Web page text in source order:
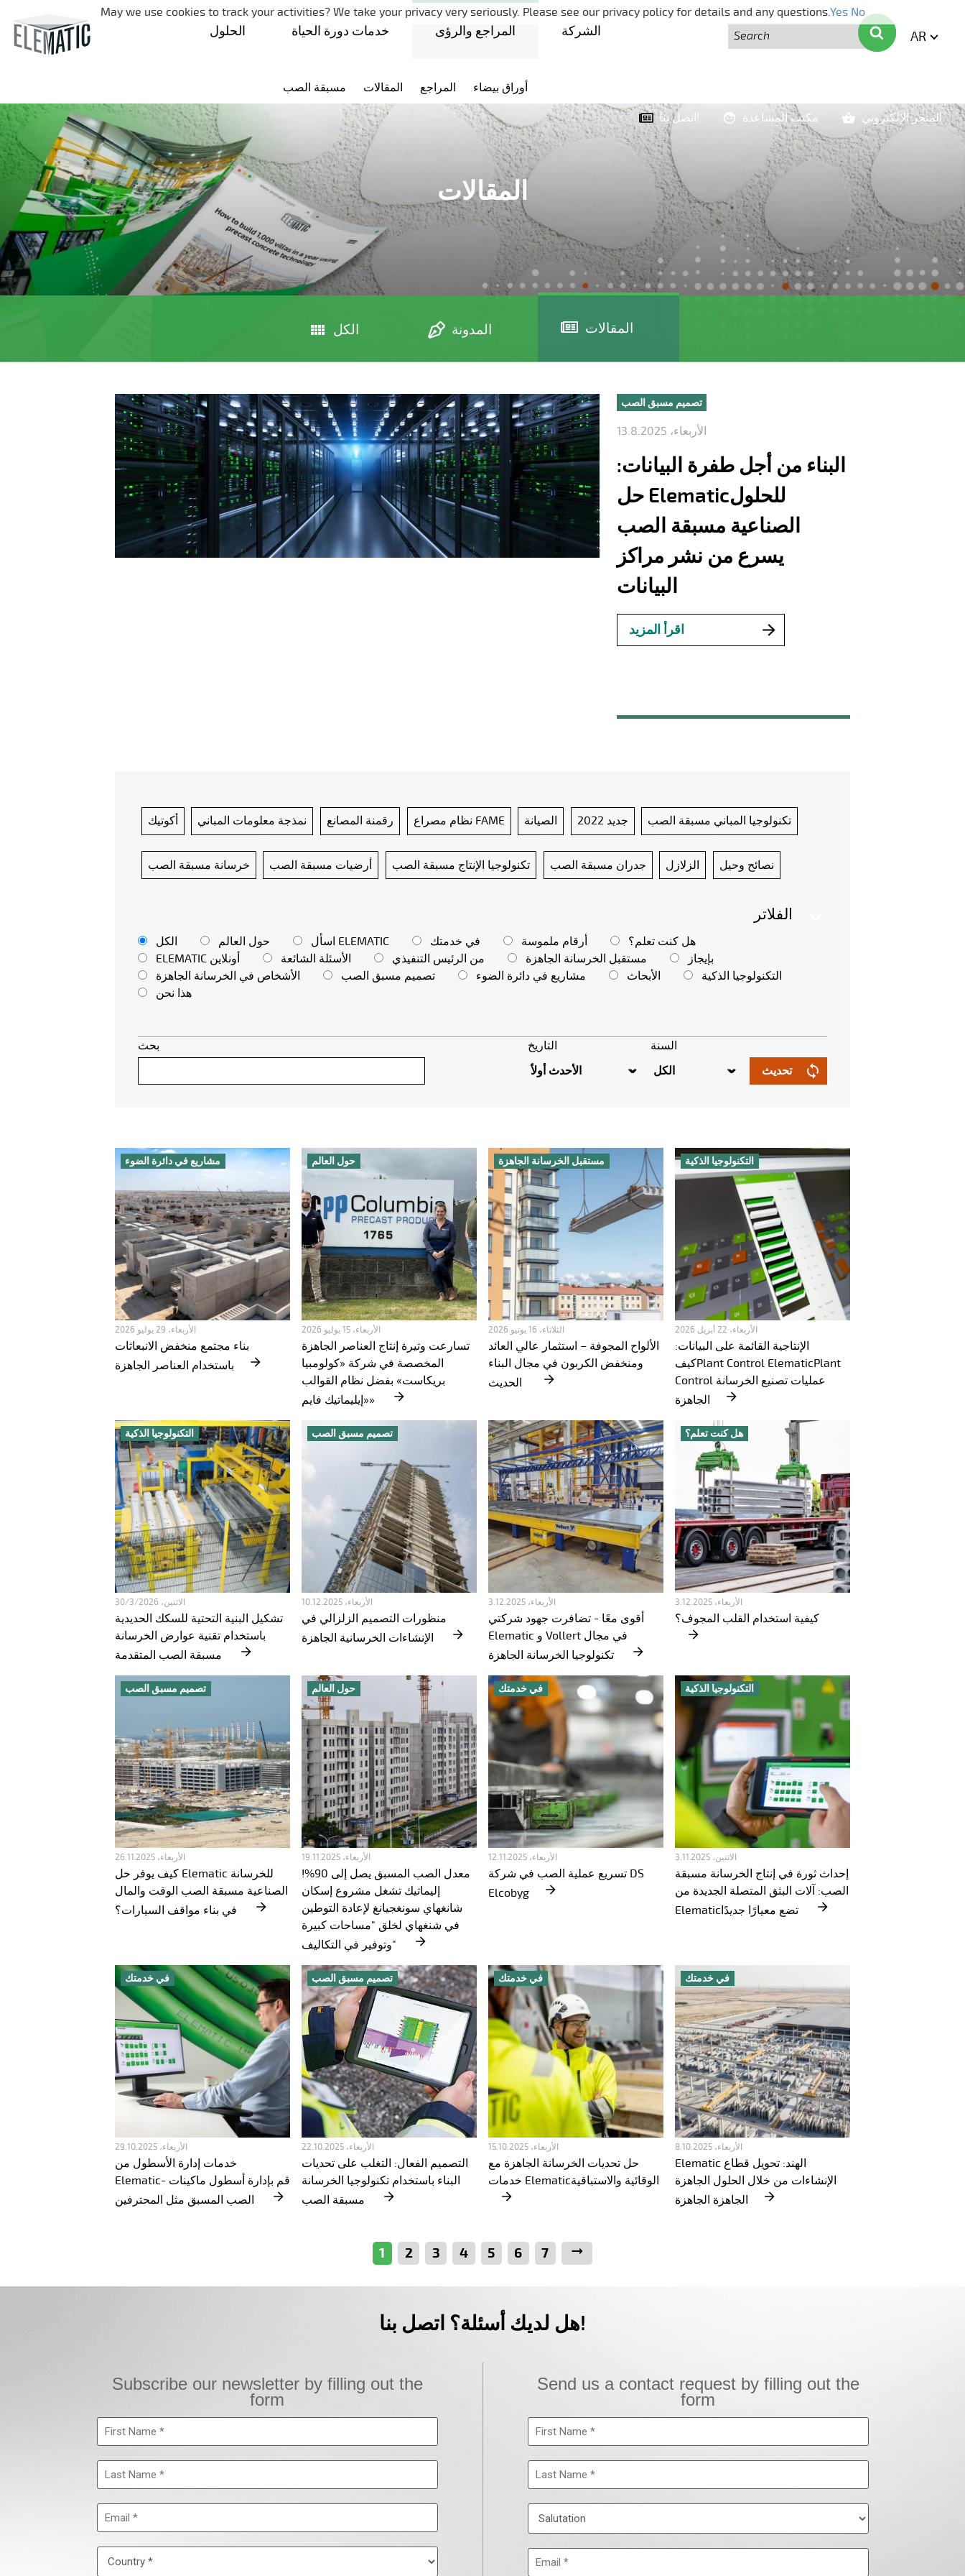
تخطي التنقل
بحث
الحلول خدمات دورة الحياة المراجع والرؤى الشركة
مسبقة الصب المقالات المراجع أوراق بيضاء
بحث
AR
اتصل بنا! مكتب المساعدة المتجر الإلكتروني
المقالات
الكل المدونة المقالات
تصميم مسبق الصب
الأربعاء، 13.8.2025
البناء من أجل طفرة البيانات:
حل Elematicللحلول
الصناعية مسبقة الصب
يسرع من نشر مراكز
اقرأ المزيد
أكوتيك نمذجة معلومات المباني رقمنة المصانع نظام مصراع FAME الصيانة جديد 2022 تكنولوجيا المباني مسبقة الصب
خرسانة مسبقة الصب أرضيات مسبقة الصب تكنولوجيا الإنتاج مسبقة الصب جدران مسبقة الصب الزلازل نصائح وحيل
الفلاتر
الكل حول العالم اسأل ELEMATIC في خدمتك أرقام ملموسة
هل كنت تعلم؟
ELEMATIC أونلاين
الأسئلة الشائعة من الرئيس التنفيذي مستقبل الخرسانة الجاهزة
بإيجاز
الأشخاص في الخرسانة الجاهزة
تصميم مسبق الصب مشاريع في دائرة الضوء الأبحاث
التكنولوجيا الذكية
هذا نحن
بحث التاريخ
السنة
تحديث
مشاريع في دائرة الضوء
الأربعاء، 29 يوليو 2026
بناء مجتمع منخفض الانبعاثات
حول العالم
الأربعاء، 15 يوليو 2026
تسارعت وتيرة إنتاج العناصر الجاهزة
المخصصة في شركة «كولومبيا
بريكاست» بفضل نظام القوالب
«إيليماتيك فايم»
مستقبل الخرسانة الجاهزة
الثلاثاء، 16 يونيو 2026
الألواح المجوفة – استثمار عالي العائد
ومنخفض الكربون في مجال البناء
التكنولوجيا الذكية
الأربعاء، 22 أبريل 2026
الإنتاجية القائمة على البيانات:
كيفPlant Control ElematicPlant
Control عمليات تصنيع الخرسانة
التكنولوجيا الذكية
الاثنين، 30/3/2026
تشكيل البنية التحتية للسكك الحديدية
باستخدام تقنية عوارض الخرسانة
تصميم مسبق الصب
الأربعاء، 10.12.2025
منظورات التصميم الزلزالي في
الأربعاء، 3.12.2025
أقوى معًا - تضافرت جهود شركتي
Elematic و Vollert في مجال
هل كنت تعلم؟
الأربعاء، 3.12.2025
تصميم مسبق الصب
الأربعاء، 26.11.2025
كيف يوفر حل Elematic للخرسانة
الصناعية مسبقة الصب الوقت والمال
حول العالم
الأربعاء، 19.11.2025
معدل الصب المسبق يصل إلى 90%!
إليماتيك تشغل مشروع إسكان
شانغهاي سونغجيانغ لإعادة التوطين
في شنغهاي لخلق "مساحات كبيرة
وتوفير في التكاليف"
في خدمتك
الأربعاء، 12.11.2025
تسريع عملية الصب في شركة DS
Elcobyg
التكنولوجيا الذكية
الاثنين، 3.11.2025
إحداث ثورة في إنتاج الخرسانة مسبقة
الصب: آلات البثق المتصلة الجديدة من
في خدمتك
الأربعاء، 29.10.2025
خدمات إدارة الأسطول من
Elematic- قم بإدارة أسطول ماكينات
تصميم مسبق الصب
الأربعاء، 22.10.2025
التصميم الفعال: التغلب على تحديات
البناء باستخدام تكنولوجيا الخرسانة
في خدمتك
الأربعاء، 15.10.2025
حل تحديات الخرسانة الجاهزة مع
في خدمتك
الأربعاء، 8.10.2025
Elematic الهند: تحويل قطاع
الإنشاءات من خلال الحلول الجاهزة
1 2 3 4 5 6 7 التالي
هل لديك أسئلة؟ اتصل بنا!
May we use cookies to track your activities? We take your privacy very seriously. Please see our privacy policy for details and any questions.Yes No